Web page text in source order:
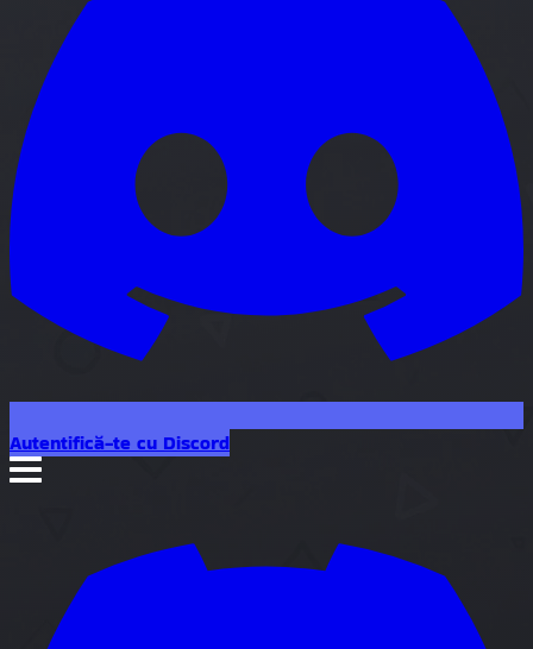
Autentifică-te cu Discord